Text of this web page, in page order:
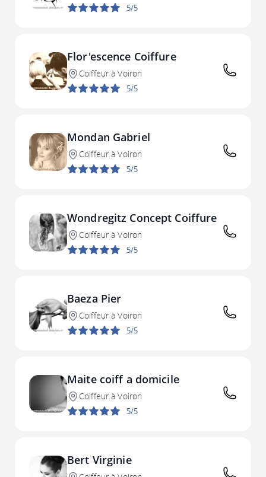
5/5
Flor'escence Coiffure
Coiffeur à Voiron
5/5
Mondan Gabriel
Coiffeur à Voiron
5/5
Wondregitz Concept Coiffure
Coiffeur à Voiron
5/5
Baeza Pier
Coiffeur à Voiron
5/5
Maite coiff a domicile
Coiffeur à Voiron
5/5
Bert Virginie